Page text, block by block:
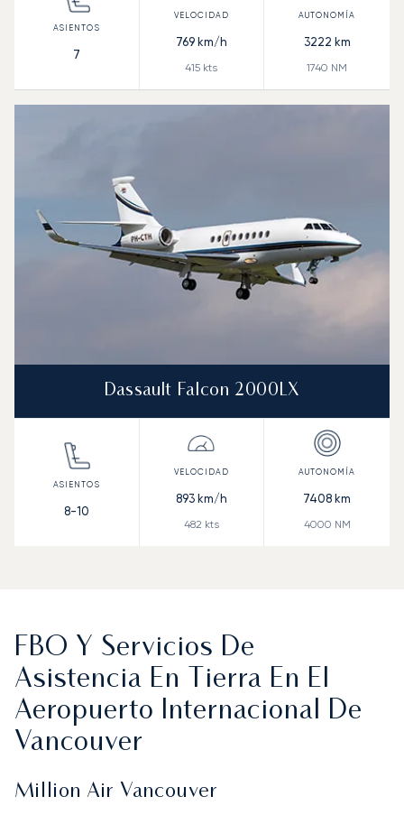
7
769km/h
415 kts
3222 km
1740 NM
Dassault Falcon 2000LX
8-10
893km/h
482 kts
7408 km
4000 NM
FBO Y Servicios De
Asistencia En Tierra En El
Aeropuerto Internacional De
Vancouver
Million Air Vancouver